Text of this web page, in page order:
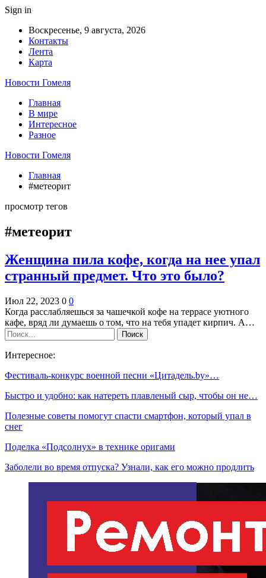
Sign in
Воскресенье, 9 августа, 2026
Контакты
Лента
Карта
Новости Гомеля
Главная
В мире
Интересное
Разное
Новости Гомеля
Главная
#метеорит
просмотр тегов
#метеорит
Женщина пила кофе, когда на нее упал
странный предмет. Что это было?
Июл 22, 2023 0 0
Когда расслабляешься за чашечкой кофе на террасе уютного
кафе, вряд ли думаешь о том, что на тебя упадет кирпич. А…
Интересное:
Фестиваль-конкурс военной песни «Цитадель.bу»…
Быстро и удобно: как натереть плавленый сыр, чтобы он не…
Полезные советы помогут спасти смартфон, который упал в
снег
Поделка «Подсолнух» в технике оригами
Заболели во время отпуска? Узнали, как его можно продлить